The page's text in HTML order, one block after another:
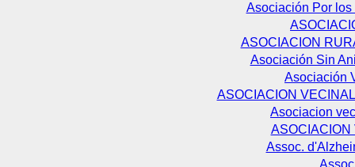
Asociación Por
ASOCIACION
Asociación Sin
Asociación
ASOCIACION
Asociacion
ASOCIACION
Assoc.